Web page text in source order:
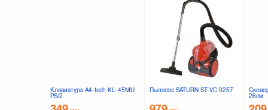
Клавиатура A4-tech KL-45MU
PS/2
Пылесос SATURN ST-VC 0257
26см